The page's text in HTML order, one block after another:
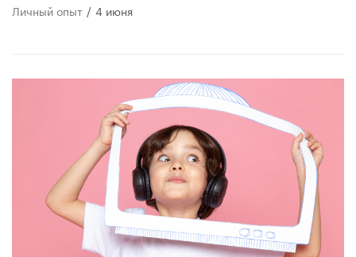
Личный опыт / 4 июня